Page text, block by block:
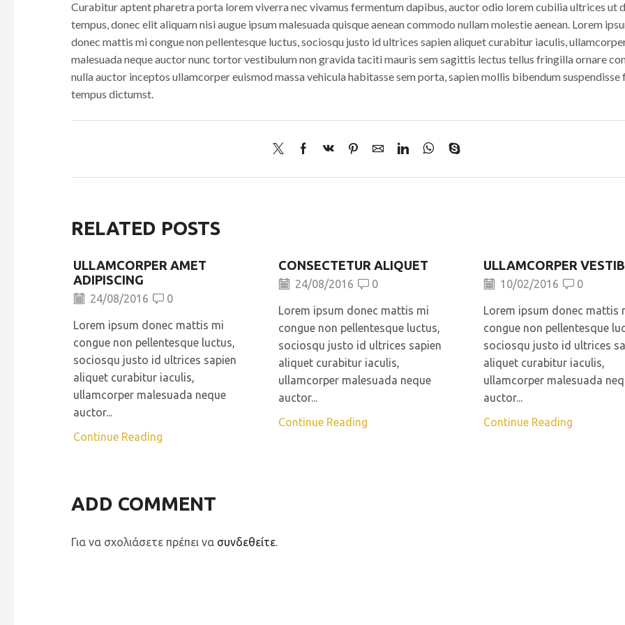
Curabitur aptent pharetra porta lorem viverra nec vivamus fermentum dapibus, auctor odio lorem cubilia ultrices ut
tempus, donec elit aliquam nisi augue ipsum malesuada quisque aenean commodo nullam molestie aenean. Lorem
donec mattis mi congue non pellentesque luctus, sociosqu justo id ultrices sapien aliquet curabitur iaculis,
malesuada neque auctor nunc tortor vestibulum non gravida taciti mauris sem sagittis lectus tellus fringilla ornare
nulla auctor inceptos ullamcorper euismod massa vehicula habitasse sem porta, sapien mollis bibendum
tempus dictumst.
RELATED POSTS
ULLAMCORPER AMET
ADIPISCING
24/08/2016 0
Lorem ipsum donec mattis mi
congue non pellentesque luctus,
sociosqu justo id ultrices sapien
aliquet curabitur iaculis,
ullamcorper malesuada neque
auctor...
Continue Reading
CONSECTETUR ALIQUET
24/08/2016 0
Lorem ipsum donec mattis mi
congue non pellentesque luctus,
sociosqu justo id ultrices sapien
aliquet curabitur iaculis,
ullamcorper malesuada neque
auctor...
Continue Reading
ULLAMCORPER
10/02/2016 0
Lorem ipsum donec mattis
congue non pellentesque
sociosqu justo id ultrices
aliquet curabitur iaculis,
ullamcorper malesuada
auctor...
Continue Reading
ADD COMMENT
Για να σχολιάσετε πρέπει να συνδεθείτε.